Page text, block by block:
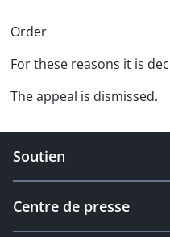
Order
For these reasons it is
The appeal is dismissed.
Soutien
Centre de presse